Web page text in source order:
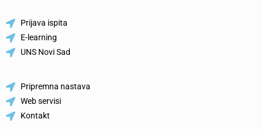
Prijava ispita
E-learning
UNS Novi Sad
Pripremna nastava
Web servisi
Kontakt